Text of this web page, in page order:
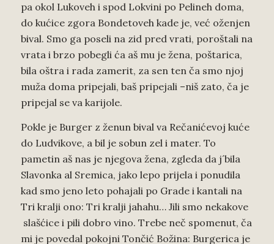
pa okol Lukoveh i spod Lokvini po Pelineh doma,
do kućice zgora Bondetoveh kade je, već oženjen
bival. Smo ga poseli na zid pred vrati, poroštali na
vrata i brzo pobegli ća aš mu je žena, poštarica,
bila oštra i rada zamerit, za sen ten ča smo njoj
muža doma pripejali, baš pripejali –niš zato, ča je
pripejal se va karijole.
Pokle je Burger z ženun bival va Rečanićevoj kuće
do Ludvikove, a bil je sobun zel i mater. To
pametin aš nas je njegova žena, zgleda da j´bila
Slavonka al Sremica, jako lepo prijela i ponudila
kad smo jeno leto pohajali po Grade i kantali na
Tri kralji ono: Tri kralji jahahu… Jili smo nekakove
slašćice i pili dobro vino. Trebe neč spomenut, ča
mi je povedal pokojni Tončić Božina: Burgerica je